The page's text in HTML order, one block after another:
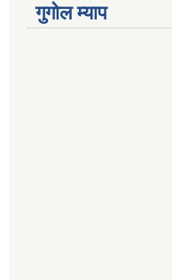
गुगोल म्याप